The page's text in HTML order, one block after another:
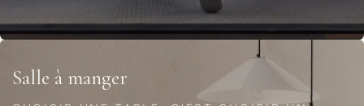
Salle à manger